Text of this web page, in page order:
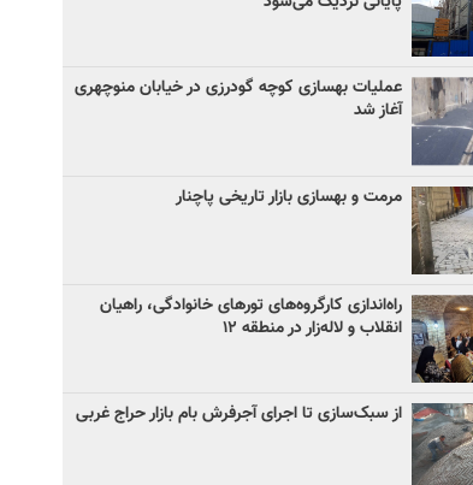
عملیات بهسازی کوچه گودرزی در خیابان منوچهری
آغاز شد
مرمت و بهسازی بازار تاریخی پاچنار
راه‌اندازی کارگروه‌های تورهای خانوادگی، راهیان
انقلاب و لاله‌زار در منطقه ۱۲
از سبک‌سازی تا اجرای آجرفرش بام بازار حراج غربی